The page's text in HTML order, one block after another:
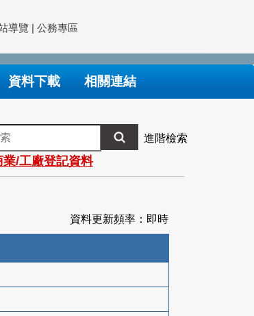
導覽 | 公務專區
資料下載 相關連結
進階檢索
業/工廠登記資料
資料更新頻率：即時